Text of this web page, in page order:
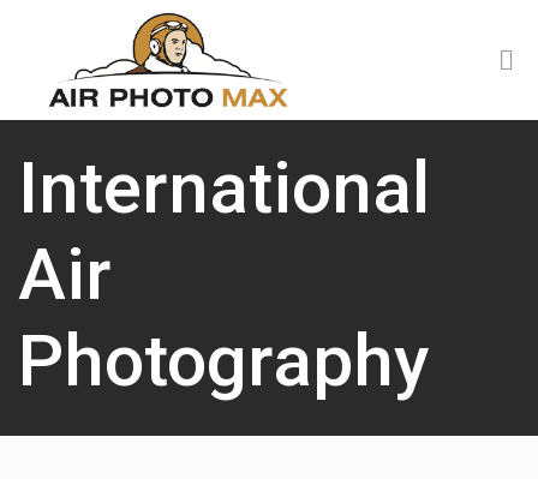
International
Air
Photography